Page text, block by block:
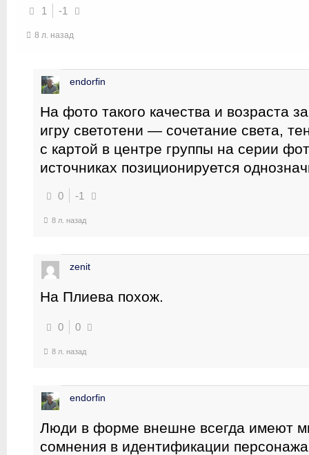
1 -1
8 л. назад
endorfin
На фото такого качества и возраста
игру светотени — сочетание света,
с картой в центре группы на серии
источниках позиционируется
0 -1
8 л. назад
zenit
На Плиева похож.
0 0
8 л. назад
endorfin
Люди в форме внешне всегда имеют
сомнения в идентификации